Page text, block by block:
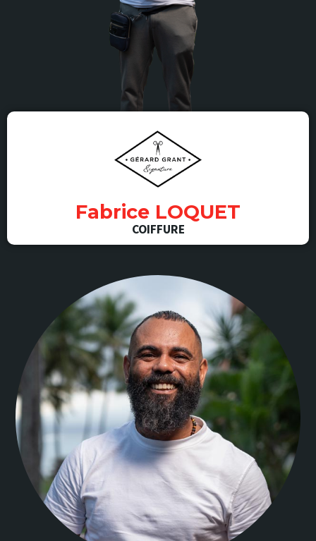
Fabrice LOQUET
COIFFURE